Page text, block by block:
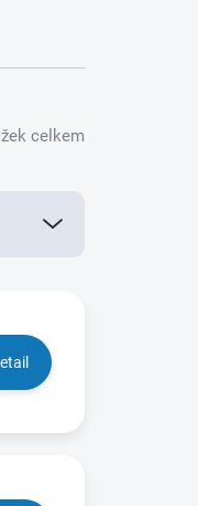
celkem